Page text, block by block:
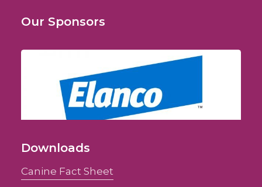
Our Sponsors
Downloads
Canine Fact Sheet